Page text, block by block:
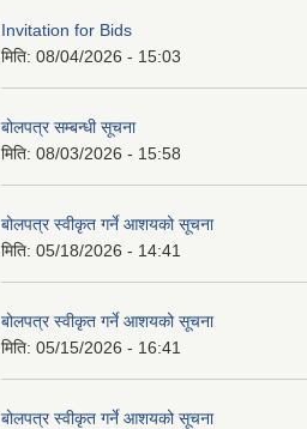
Invitation for Bids
मिति: 08/04/2026 - 15:03
बोलपत्र सम्बन्धी सूचना
मिति: 08/03/2026 - 15:58
बोलपत्र स्वीकृत गर्ने आशयको सूचना
मिति: 05/18/2026 - 14:41
बोलपत्र स्वीकृत गर्ने आशयको सूचना
मिति: 05/15/2026 - 16:41
बोलपत्र स्वीकृत गर्ने आशयको सूचना